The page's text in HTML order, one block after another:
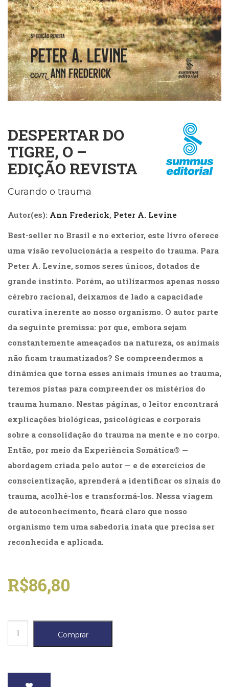
Cinema
(23)
Comportamento
(418)
Comunicação
(232)
Corpo
e
Movimento
Interior
(222)
Criatividade
(14)
Culinária,
Alimentação
Economia,
(31)
Educação
Educação
Especial
(39)
(47)
Fonoaudiologia
Gestalt-
terapia
(93)
(57)
LGBTQIA+
(66)
Literatura
Erótica
(11)
Literatura,
Ficção,
Ensaios
(69)
de
referência
(48)
(41)
Psicodrama
e
DESPERTAR DO
TIGRE, O –
EDIÇÃO REVISTA
Curando o trauma
Autor(es): Ann Frederick, Peter A. Levine
Best-seller no Brasil e no exterior, este livro oferece
uma visão revolucionária a respeito do trauma. Para
Peter A. Levine, somos seres únicos, dotados de
grande instinto. Porém, ao utilizarmos apenas nosso
cérebro racional, deixamos de lado a capacidade
curativa inerente ao nosso organismo. O autor parte
da seguinte premissa: por que, embora sejam
constantemente ameaçados na natureza, os animais
não ficam traumatizados? Se compreendermos a
dinâmica que torna esses animais imunes ao trauma,
teremos pistas para compreender os mistérios do
trauma humano. Nestas páginas, o leitor encontrará
explicações biológicas, psicológicas e corporais
sobre a consolidação do trauma na mente e no corpo.
Então, por meio da Experiência Somática® —
abordagem criada pelo autor — e de exercícios de
conscientização, aprenderá a identificar os sinais do
trauma, acolhê-los e transformá-los. Nessa viagem
de autoconhecimento, ficará claro que nosso
organismo tem uma sabedoria inata que precisa ser
reconhecida e aplicada.
R$86,80
Despertar
O
Comprar